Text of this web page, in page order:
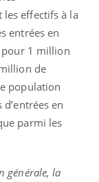
les effectifs à la
entrées en
pour 1 million
de
population
en
parmi les
générale, la